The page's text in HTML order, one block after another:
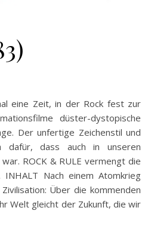
eine Zeit, in der Rock fest zur
düster-dystopische
Der unfertige Zeichenstil und
dafür, dass auch in unseren
ROCK & RULE vermengt die
Nach einem Atomkrieg
Über die kommenden
Welt gleicht der Zukunft, die wir